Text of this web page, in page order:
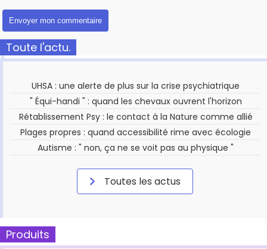
Toute l'actu.
UHSA : une alerte de plus sur la crise psychiatrique
" Équi-handi " : quand les chevaux ouvrent l'horizon
Rétablissement Psy : le contact à la Nature comme allié
Plages propres : quand accessibilité rime avec écologie
Autisme : " non, ça ne se voit pas au physique "
Toutes les actus
Produits